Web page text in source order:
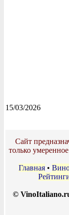
15/03/2026
Сайт
только
Главная •
©